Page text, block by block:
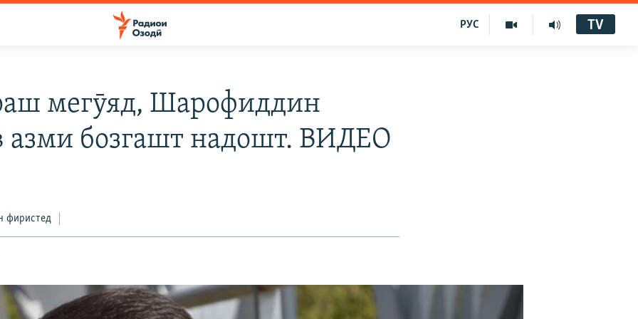
РУС TV
мегӯяд, Шарофиддин
азми бозгашт надошт. ВИДЕО
фиристед